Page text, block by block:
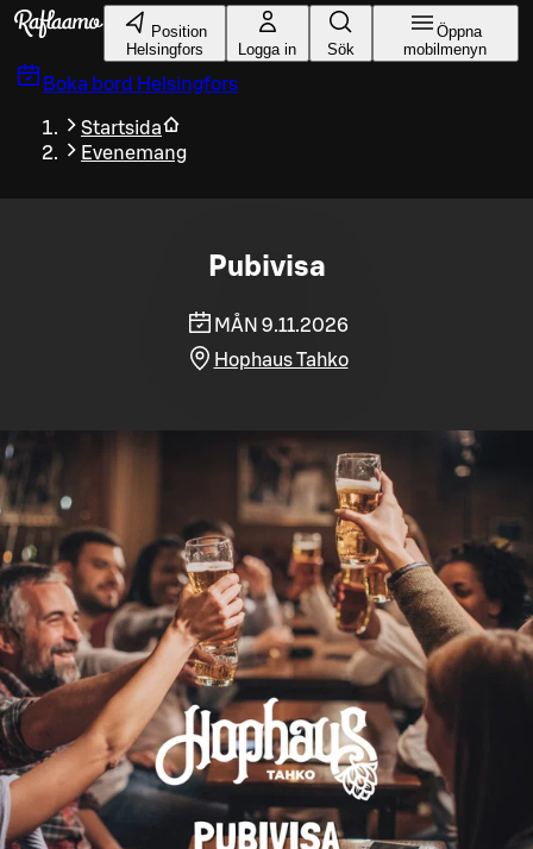
Gå till huvudinnehållet
Position
Helsingfors
Logga in Sök
Öppna
mobilmenyn
Boka bord Helsingfors
Startsida
Evenemang
Pubivisa
MÅN 9.11.2026
Hophaus Tahko